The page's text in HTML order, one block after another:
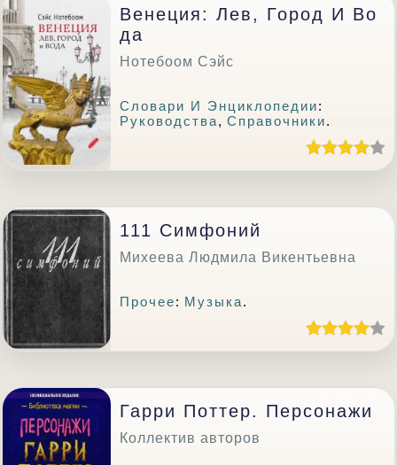
Венеция: Лев, Город И Во
Да
Нотебоом Сэйс
Словари И Энциклопедии:
Руководства,Справочники.
111 Симфоний
Михеева Людмила Викентьевна
Прочее: Музыка.
Гарри Поттер. Персонажи
Коллектив авторов